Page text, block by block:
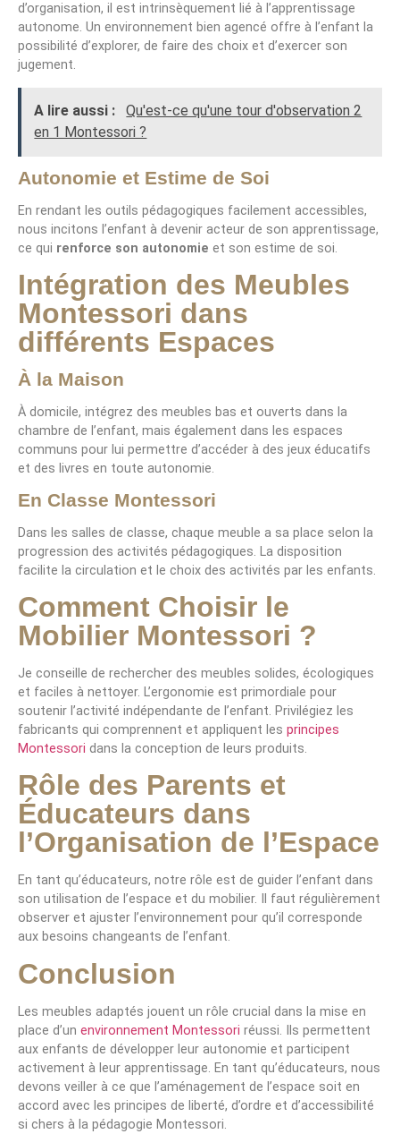
d’organisation, il est intrinsèquement lié à l’apprentissage
autonome. Un environnement bien agencé offre à l’enfant la
possibilité d’explorer, de faire des choix et d’exercer son
jugement.
A lire aussi :
Qu'est-ce qu'une tour d'observation 2
en 1 Montessori ?
Autonomie et Estime de Soi
En rendant les outils pédagogiques facilement accessibles,
nous incitons l’enfant à devenir acteur de son apprentissage,
ce qui renforce son autonomie et son estime de soi.
Intégration des Meubles
Montessori dans
différents Espaces
À la Maison
À domicile, intégrez des meubles bas et ouverts dans la
chambre de l’enfant, mais également dans les espaces
communs pour lui permettre d’accéder à des jeux éducatifs
et des livres en toute autonomie.
En Classe Montessori
Dans les salles de classe, chaque meuble a sa place selon la
progression des activités pédagogiques. La disposition
facilite la circulation et le choix des activités par les enfants.
Comment Choisir le
Mobilier Montessori ?
Je conseille de rechercher des meubles solides, écologiques
et faciles à nettoyer. L’ergonomie est primordiale pour
soutenir l’activité indépendante de l’enfant. Privilégiez les
fabricants qui comprennent et appliquent les principes
Montessori dans la conception de leurs produits.
Rôle des Parents et
Éducateurs dans
l’Organisation de l’Espace
En tant qu’éducateurs, notre rôle est de guider l’enfant dans
son utilisation de l’espace et du mobilier. Il faut régulièrement
observer et ajuster l’environnement pour qu’il corresponde
aux besoins changeants de l’enfant.
Conclusion
Les meubles adaptés jouent un rôle crucial dans la mise en
place d’un environnement Montessori réussi. Ils permettent
aux enfants de développer leur autonomie et participent
activement à leur apprentissage. En tant qu’éducateurs, nous
devons veiller à ce que l’aménagement de l’espace soit en
accord avec les principes de liberté, d’ordre et d’accessibilité
si chers à la pédagogie Montessori.